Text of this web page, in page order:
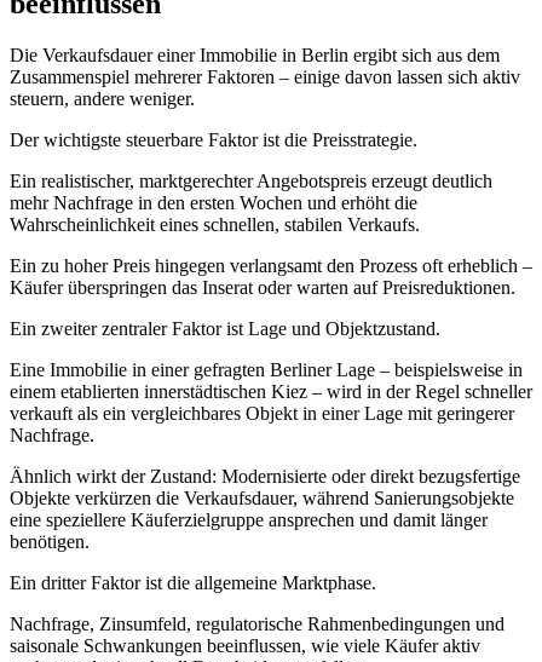
Die Verkaufsdauer einer Immobilie in Berlin ergibt sich aus dem
Zusammenspiel mehrerer Faktoren – einige davon lassen sich aktiv
steuern, andere weniger.
Der wichtigste steuerbare Faktor ist die Preisstrategie.
Ein realistischer, marktgerechter Angebotspreis erzeugt deutlich
mehr Nachfrage in den ersten Wochen und erhöht die
Wahrscheinlichkeit eines schnellen, stabilen Verkaufs.
Ein zu hoher Preis hingegen verlangsamt den Prozess oft erheblich –
Käufer überspringen das Inserat oder warten auf Preisreduktionen.
Ein zweiter zentraler Faktor ist Lage und Objektzustand.
Eine Immobilie in einer gefragten Berliner Lage – beispielsweise in
einem etablierten innerstädtischen Kiez – wird in der Regel schneller
verkauft als ein vergleichbares Objekt in einer Lage mit geringerer
Nachfrage.
Ähnlich wirkt der Zustand: Modernisierte oder direkt bezugsfertige
Objekte verkürzen die Verkaufsdauer, während Sanierungsobjekte
eine speziellere Käuferzielgruppe ansprechen und damit länger
benötigen.
Ein dritter Faktor ist die allgemeine Marktphase.
Nachfrage, Zinsumfeld, regulatorische Rahmenbedingungen und
saisonale Schwankungen beeinflussen, wie viele Käufer aktiv